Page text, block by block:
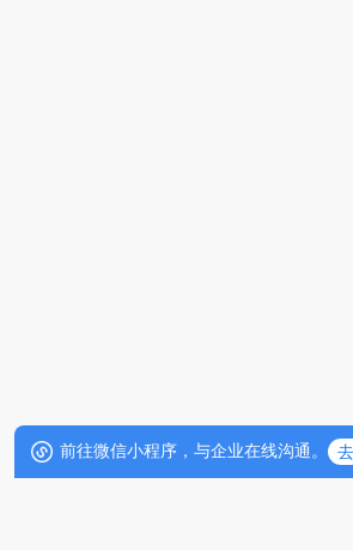
前往微信小程序，与企业在线沟通。